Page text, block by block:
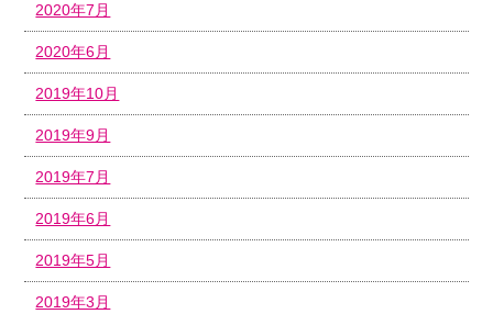
2020年7月
2020年6月
2019年10月
2019年9月
2019年7月
2019年6月
2019年5月
2019年3月